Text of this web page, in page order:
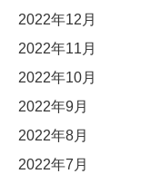
2022年12月
2022年11月
2022年10月
2022年9月
2022年8月
2022年7月